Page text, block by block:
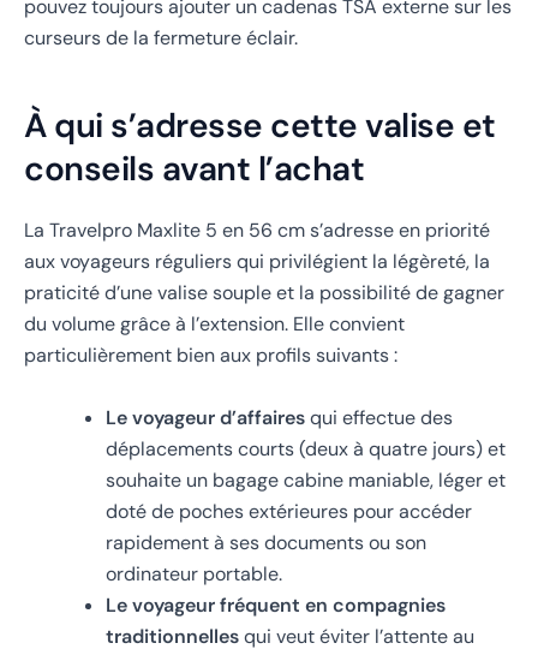
pouvez toujours ajouter un cadenas TSA externe sur les
curseurs de la fermeture éclair.
À qui s’adresse cette valise et
conseils avant l’achat
La Travelpro Maxlite 5 en 56 cm s’adresse en priorité
aux voyageurs réguliers qui privilégient la légèreté, la
praticité d’une valise souple et la possibilité de gagner
du volume grâce à l’extension. Elle convient
particulièrement bien aux profils suivants :
Le voyageur d’affairesqui effectue des
déplacements courts (deux à quatre jours) et
souhaite un bagage cabine maniable, léger et
doté de poches extérieures pour accéder
rapidement à ses documents ou son
ordinateur portable.
Le voyageur fréquent en compagnies
traditionnellesqui veut éviter l’attente au